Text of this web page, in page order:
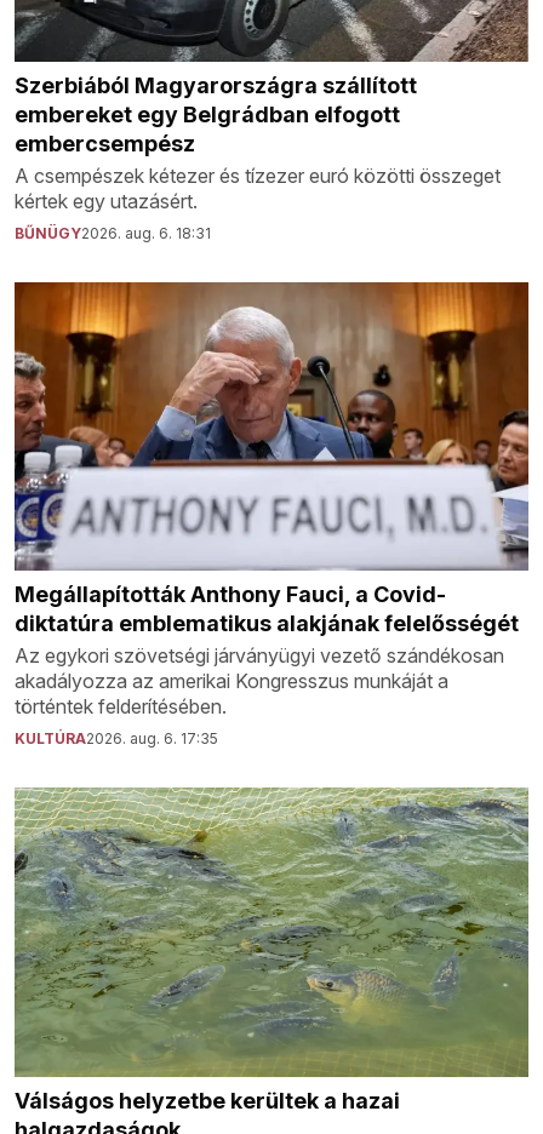
Szerbiából Magyarországra szállított
embereket egy Belgrádban elfogott
embercsempész
A csempészek kétezer és tízezer euró közötti összeget
kértek egy utazásért.
BŰNÜGY2026. aug. 6. 18:31
Megállapították Anthony Fauci, a Covid-
diktatúra emblematikus alakjának felelősségét
Az egykori szövetségi járványügyi vezető szándékosan
akadályozza az amerikai Kongresszus munkáját a
történtek felderítésében.
KULTÚRA2026. aug. 6. 17:35
Válságos helyzetbe kerültek a hazai